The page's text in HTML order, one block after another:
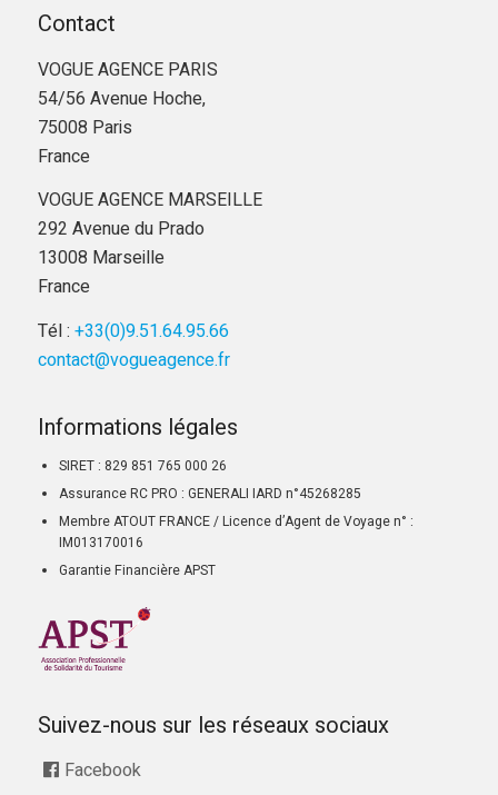
Contact
VOGUE AGENCE PARIS
54/56 Avenue Hoche,
75008 Paris
France
VOGUE AGENCE MARSEILLE
292 Avenue du Prado
13008 Marseille
France
Tél : +33(0)9.51.64.95.66
contact@vogueagence.fr
Informations légales
SIRET : 829 851 765 000 26
Assurance RC PRO : GENERALI IARD n°45268285
Membre ATOUT FRANCE / Licence d’Agent de Voyage n° :
IM013170016
Garantie Financière APST
Suivez-nous sur les réseaux sociaux
Facebook